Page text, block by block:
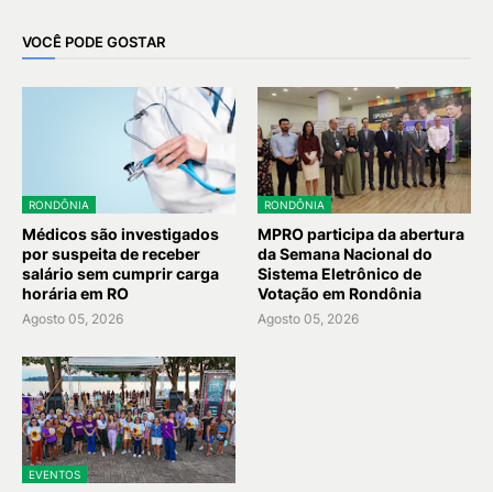
VOCÊ PODE GOSTAR
RONDÔNIA
Médicos são investigados
por suspeita de receber
salário sem cumprir carga
horária em RO
Agosto 05, 2026
RONDÔNIA
MPRO participa da abertura
da Semana Nacional do
Sistema Eletrônico de
Votação em Rondônia
Agosto 05, 2026
EVENTOS